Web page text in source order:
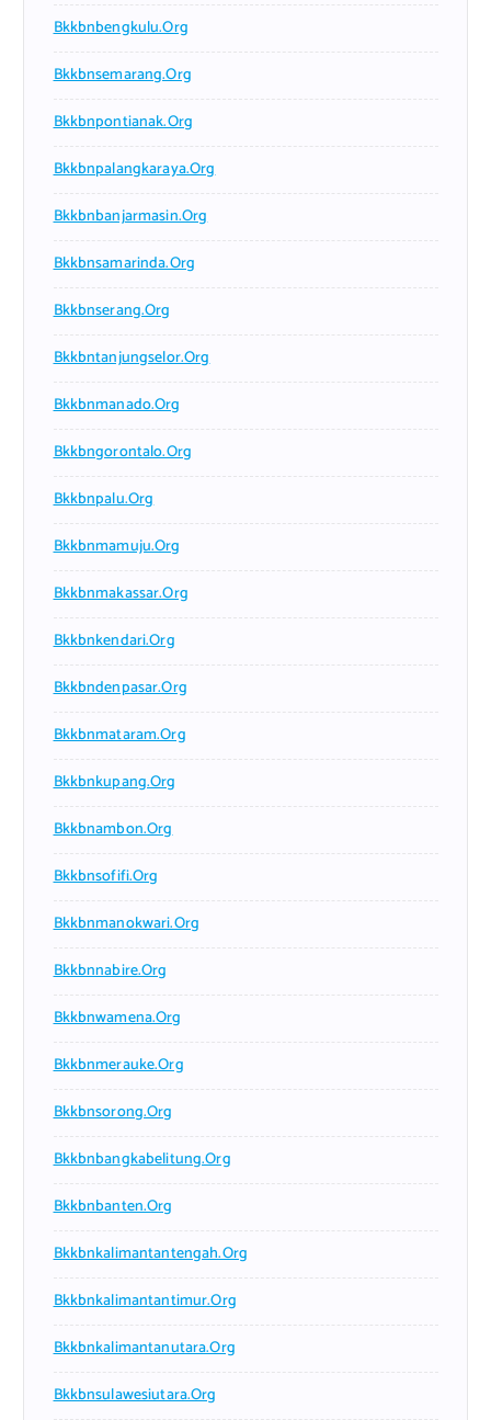
Bkkbnbengkulu.org
Bkkbnsemarang.org
Bkkbnpontianak.org
Bkkbnpalangkaraya.org
Bkkbnbanjarmasin.org
Bkkbnsamarinda.org
Bkkbnserang.org
Bkkbntanjungselor.org
Bkkbnmanado.org
Bkkbngorontalo.org
Bkkbnpalu.org
Bkkbnmamuju.org
Bkkbnmakassar.org
Bkkbnkendari.org
Bkkbndenpasar.org
Bkkbnmataram.org
Bkkbnkupang.org
Bkkbnambon.org
Bkkbnsofifi.org
Bkkbnmanokwari.org
Bkkbnnabire.org
Bkkbnwamena.org
Bkkbnmerauke.org
Bkkbnsorong.org
Bkkbnbangkabelitung.org
Bkkbnbanten.org
Bkkbnkalimantantengah.org
Bkkbnkalimantantimur.org
Bkkbnkalimantanutara.org
Bkkbnsulawesiutara.org